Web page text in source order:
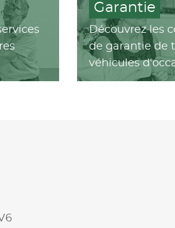
Garantie
Découvrez les
de garantie de
véhicules